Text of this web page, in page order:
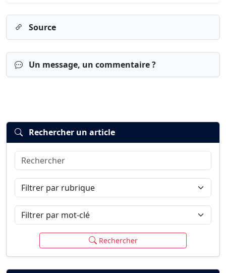
Source
Un message, un commentaire ?
Connexion
Rechercher un article
Rechercher
Filtrer par rubrique
Filtrer par mot-clé
Rechercher